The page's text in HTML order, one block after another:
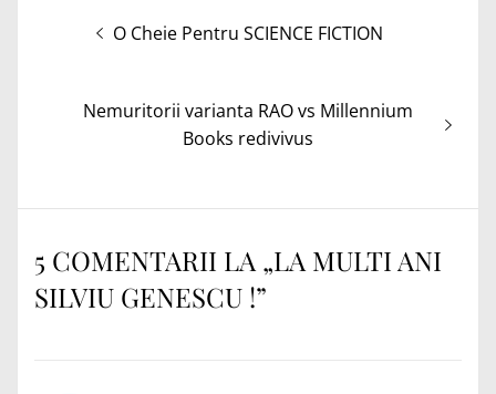
NavigareArticolul
O Cheie Pentru SCIENCE FICTION
Articolul
Nemuritorii varianta RAO vs Millennium
Books redivivus
5 COMENTARII LA „LA MULTI ANI
SILVIU GENESCU !”